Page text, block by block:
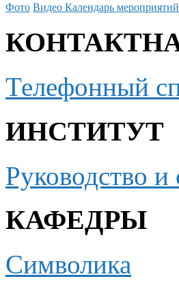
Фото Видео Календарь мероприятий
Телефонный
ИНСТИТУТ
Руководство и
КАФЕДРЫ
Символика